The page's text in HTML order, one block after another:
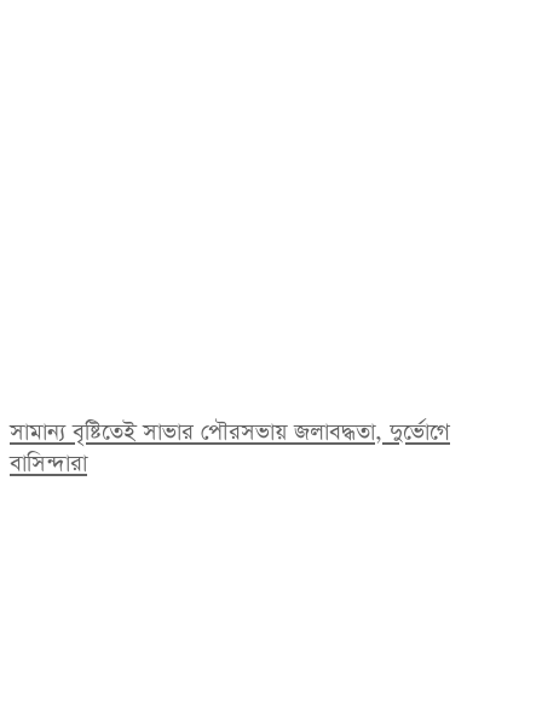
সামান্য বৃষ্টিতেই সাভার পৌরসভায় জলাবদ্ধতা, দুর্ভোগে
বাসিন্দারা